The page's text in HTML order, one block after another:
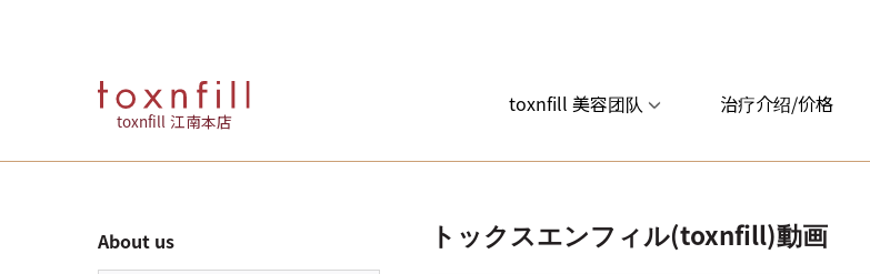
toxnfill 江南本店
toxnfill 美容团队 治疗介绍/价格
About us トックスエンフィル(toxnfill)動画